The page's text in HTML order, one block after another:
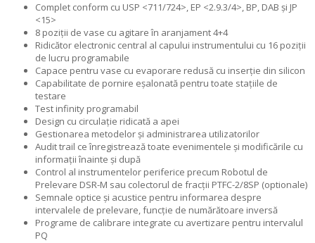
Complet conform cu USP <711/724>, EP <2.9.3/4>, BP, DAB și JP
<15>
8 poziții de vase cu agitare în aranjament 4+4
Ridicător electronic central al capului instrumentului cu 16 poziții
de lucru programabile
Capace pentru vase cu evaporare redusă cu inserție din silicon
Capabilitate de pornire eșalonată pentru toate stațiile de
testare
Test infinity programabil
Design cu circulație ridicată a apei
Gestionarea metodelor și administrarea utilizatorilor
Audit trail ce înregistrează toate evenimentele și modificările cu
informații înainte și după
Control al instrumentelor periferice precum Robotul de
Prelevare DSR-M sau colectorul de fracții PTFC-2/8SP (optionale)
Semnale optice și acustice pentru informarea despre
intervalele de prelevare, funcție de numărătoare inversă
Programe de calibrare integrate cu avertizare pentru intervalul
PQ